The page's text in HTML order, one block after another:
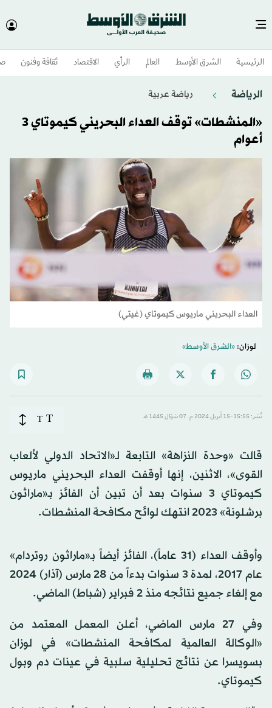
الرئيسية الشرق الأوسط​ العالم الرأي الاقتصاد ثقافة وفنون
الرياضة رياضة عربية
«المنشطات» توقف العداء البحريني كيموتاي 3
أعوام
العداء البحريني ماريوس كيموتاي (غيتي)
لوزان:«الشرق الأوسط»
نُشر: 15:55-15 أبريل 2024 م ـ 07 شوّال 1445 هـ T
T
قالت «وحدة النزاهة» التابعة لـ«الاتحاد الدولي لألعاب
القوى»، الاثنين، إنها أوقفت العداء البحريني ماريوس
كيموتاي 3 سنوات بعد أن تبين أن الفائز بـ«ماراثون
برشلونة» 2023 انتهك لوائح مكافحة المنشطات.
وأوقف العداء (31 عاماً)، الفائز أيضاً بـ«ماراثون روتردام»
عام 2017، لمدة 3 سنوات بدءاً من 28 مارس (آذار) 2024
مع إلغاء جميع نتائجه منذ 2 فبراير (شباط) الماضي.
وفي 27 مارس الماضي، أعلن المعمل المعتمد من
«الوكالة العالمية لمكافحة المنشطات» في لوزان
بسويسرا عن نتائج تحليلية سلبية في عينات دم وبول
كيموتاي.